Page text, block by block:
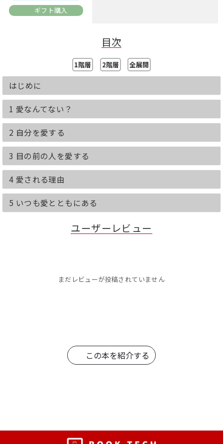
ギフト購入
目次
1階層 2階層 全展開
はじめに
1 愛なんてない？
2 自分を愛する
3 目の前の人を愛する
4 愛される理由
5 いつも愛とともにある
ユーザーレビュー
まだレビューが投稿されていません
この本を紹介する